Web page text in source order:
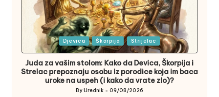
Posted
Djevica Škorpija Strijelac
Juda za vašim stolom: Kako da Devica, Škorpija i
Strelac prepoznaju osobu iz porodice koja im baca
uroke na uspeh (i kako da vrate zlo)?
Posted
ByUrednik 09/08/2026